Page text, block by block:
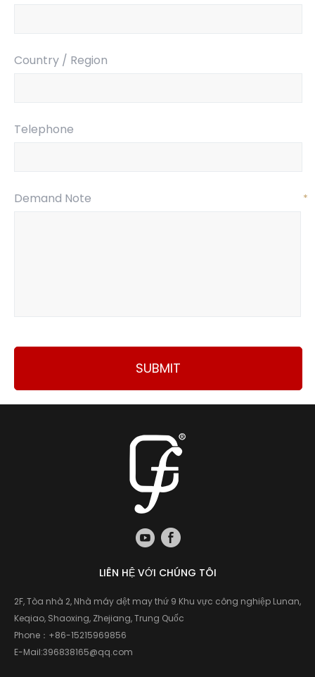
Country / Region
Telephone
Demand Note *
SUBMIT
LIÊN HỆ VỚI CHÚNG TÔI
2F, Tòa nhà 2, Nhà máy dệt may thứ 9 Khu vực công nghiệp Lunan,
Keqiao, Shaoxing, Zhejiang, Trung Quốc
Phone： +86-15215969856
E-Mail:396838165@qq.com